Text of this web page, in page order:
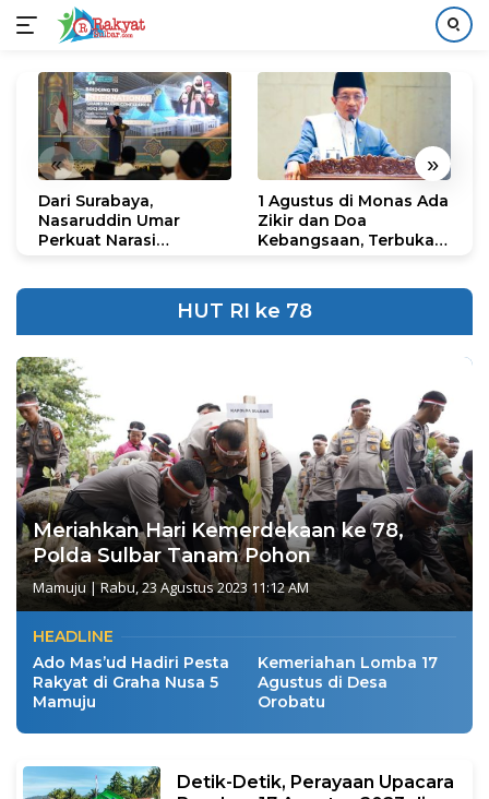
konten
« »
Dari Surabaya,
Nasaruddin Umar
Perkuat Narasi
1 Agustus di Monas Ada
Zikir dan Doa
Kebangsaan, Terbuka
HUT RI ke 78
Meriahkan Hari Kemerdekaan ke 78,
Polda Sulbar Tanam Pohon
Mamuju |Rabu, 23 Agustus 2023 11:12 AM
HEADLINE
Ado Mas’ud Hadiri Pesta
Rakyat di Graha Nusa 5
Mamuju
Kemeriahan Lomba 17
Agustus di Desa
Orobatu
Detik-Detik, Perayaan Upacara